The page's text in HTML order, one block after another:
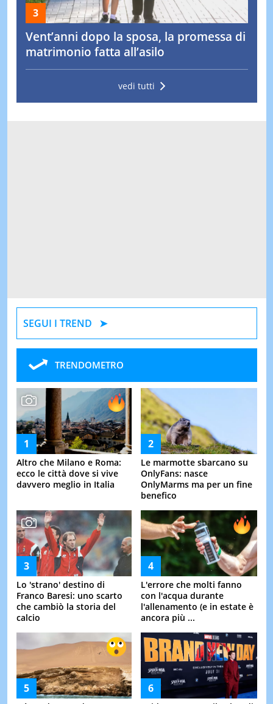
Vent’anni dopo la sposa, la promessa di
matrimonio fatta all’asilo
vedi tutti
SEGUI I TREND
TRENDOMETRO
Altro che Milano e Roma:
ecco le città dove si vive
davvero meglio in Italia
Le marmotte sbarcano su
OnlyFans: nasce
OnlyMarms ma per un fine
benefico
Lo 'strano' destino di
Franco Baresi: uno scarto
che cambiò la storia del
calcio
L'errore che molti fanno
con l'acqua durante
l'allenamento (e in estate è
ancora più ...